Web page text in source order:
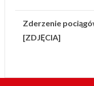
Zderzenie
[ZDJĘCIA]